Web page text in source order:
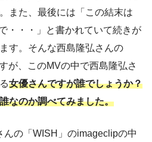
また、最後には「この結末は
・・」と書かれていて続きが
す。そんな西島隆弘さんの
が、このMVの中で西島隆弘さ
女優さんですが誰でしょうか？
なのか調べてみました。
んの「WISH」のimageclipの中